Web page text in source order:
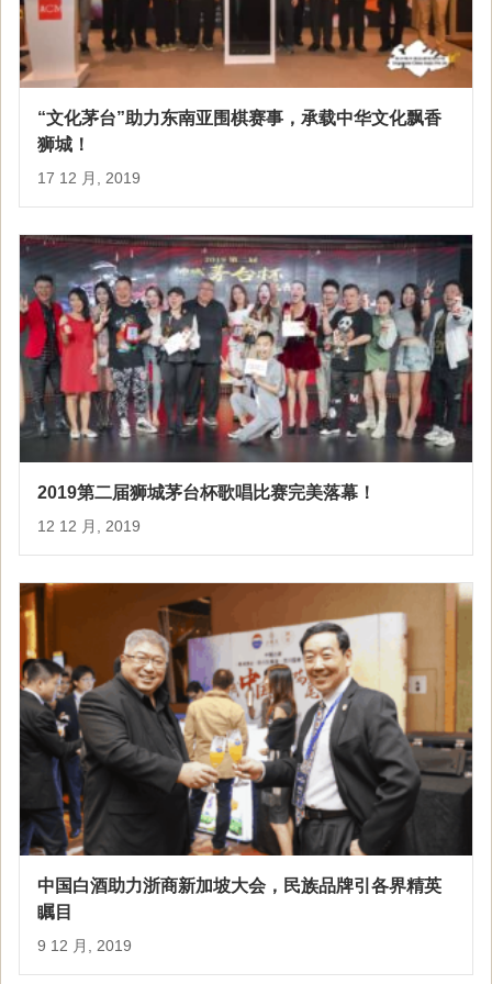
“文化茅台”助力东南亚围棋赛事，承载中华文化飘香
狮城！
17 12 月, 2019
2019第二届狮城茅台杯歌唱比赛完美落幕！
12 12 月, 2019
中国白酒助力浙商新加坡大会，民族品牌引各界精英
瞩目
9 12 月, 2019